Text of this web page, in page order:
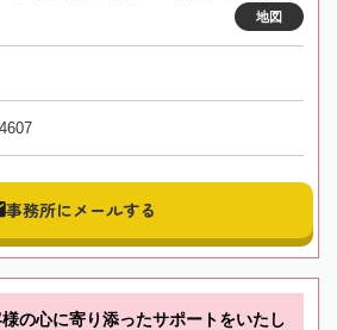
地図
事務所にメールする
様の心に寄り添ったサポートをいたし